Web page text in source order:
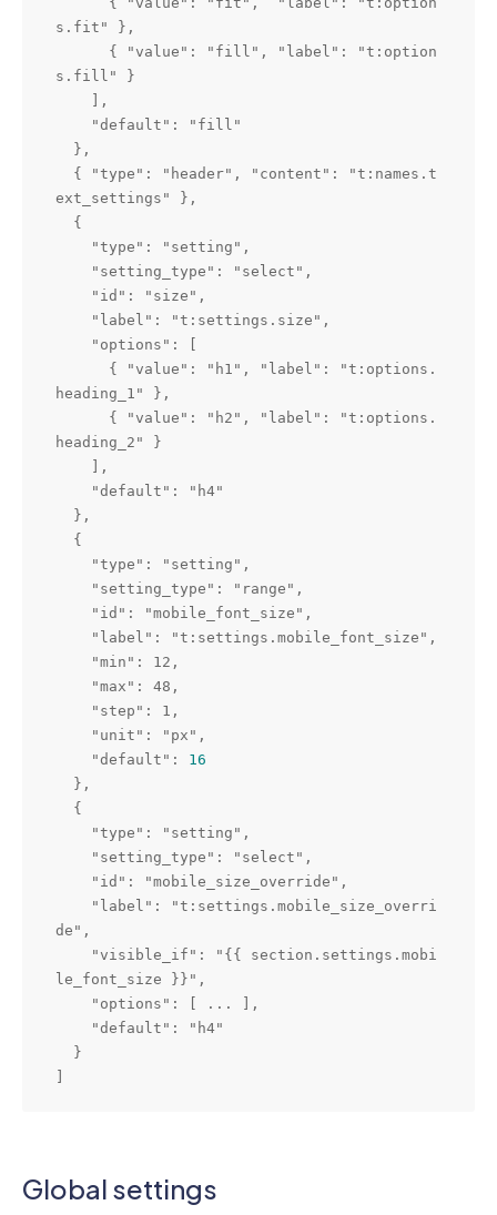
s.fit" },
s.fill" }
ext_settings" },
heading_1" },
heading_2" }
    "default":
16
de",
le_font_size }}",
Global settings